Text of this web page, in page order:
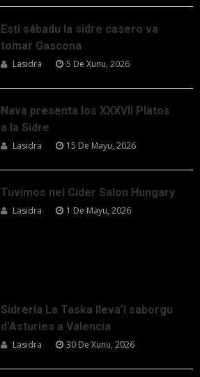
Esti sábadu la sidre casero va
tomar Gascona
Lasidra 5 De Xunu, 2026
Nava presenta los XXXVII Platos
a la Sidre
Lasidra 15 De Mayu, 2026
Tuvimos nel Cider Salon Hungary
Lasidra 1 De Mayu, 2026
Sidrería La Taska lleva’l saborgu
d’Asturies a Valencia
Lasidra 30 De Xunu, 2026